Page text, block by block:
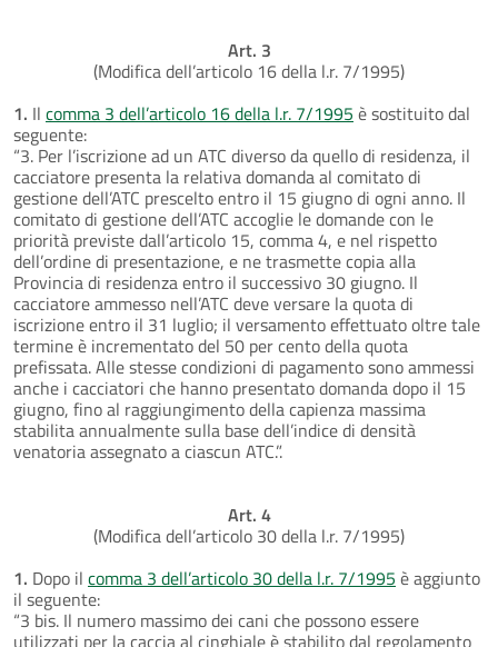
Art. 3
(Modifica dell’articolo 16 della l.r. 7/1995)
1. Il comma 3 dell’articolo 16 della l.r. 7/1995 è sostituito dal
seguente:
“3. Per l’iscrizione ad un ATC diverso da quello di residenza, il
cacciatore presenta la relativa domanda al comitato di
gestione dell’ATC prescelto entro il 15 giugno di ogni anno. Il
comitato di gestione dell’ATC accoglie le domande con le
priorità previste dall’articolo 15, comma 4, e nel rispetto
dell’ordine di presentazione, e ne trasmette copia alla
Provincia di residenza entro il successivo 30 giugno. Il
cacciatore ammesso nell’ATC deve versare la quota di
iscrizione entro il 31 luglio; il versamento effettuato oltre tale
termine è incrementato del 50 per cento della quota
prefissata. Alle stesse condizioni di pagamento sono ammessi
anche i cacciatori che hanno presentato domanda dopo il 15
giugno, fino al raggiungimento della capienza massima
stabilita annualmente sulla base dell’indice di densità
venatoria assegnato a ciascun ATC.”.
Art. 4
(Modifica dell’articolo 30 della l.r. 7/1995)
1. Dopo il comma 3 dell’articolo 30 della l.r. 7/1995 è aggiunto
il seguente:
“3 bis. Il numero massimo dei cani che possono essere
utilizzati per la caccia al cinghiale è stabilito dal regolamento